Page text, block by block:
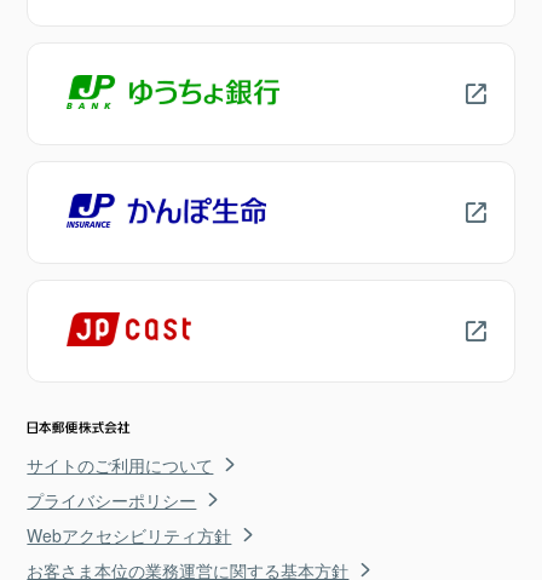
サイトのご利用について
プライバシーポリシー
Webアクセシビリティ方針
お客さま本位の業務運営に関する基本方針